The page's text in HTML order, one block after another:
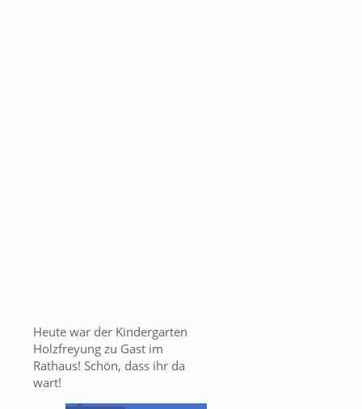
Heute war der Kindergarten
Holzfreyung zu Gast im
Rathaus! Schön, dass ihr da
wart!